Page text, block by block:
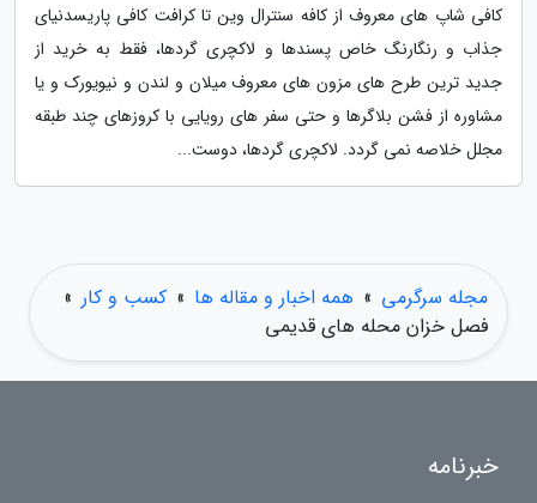
کافی شاپ های معروف از کافه سنترال وین تا کرافت کافی پاریسدنیای
جذاب و رنگارنگ خاص پسندها و لاکچری گردها، فقط به خرید از
جدید ترین طرح های مزون های معروف میلان و لندن و نیویورک و یا
مشاوره از فشن بلاگرها و حتی سفر های رویایی با کروزهای چند طبقه
مجلل خلاصه نمی گردد. لاکچری گردها، دوست...
مجله سرگرمی » همه اخبار و مقاله ها » کسب و کار »
فصل خزان محله های قدیمی
خبرنامه